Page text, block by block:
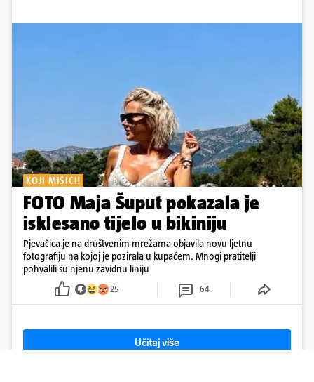
KOJI MIŠIĆI!
FOTO Maja Šuput pokazala je
isklesano tijelo u bikiniju
Pjevačica je na društvenim mrežama objavila novu ljetnu
fotografiju na kojoj je pozirala u kupaćem. Mnogi pratitelji
pohvalili su njenu zavidnu liniju
25 64
Učitaj više